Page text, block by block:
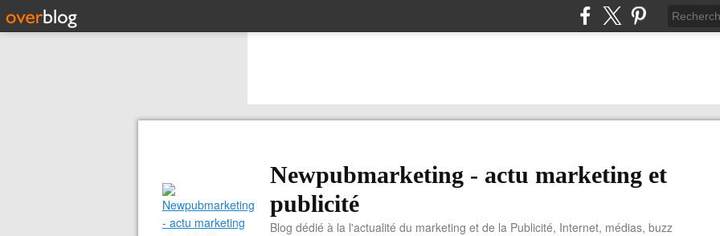
Newpubmarketing - actu marketing et
publicité
Blog dédié à la l'actualité du marketing et de la Publicité, Internet, médias, buzz